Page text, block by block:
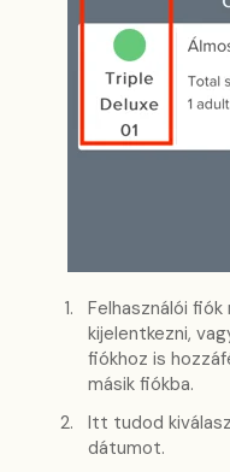
Felhasználói
kijelentkezni,
fiókhoz is
másik fiókba.
Itt tudod
dátumot.